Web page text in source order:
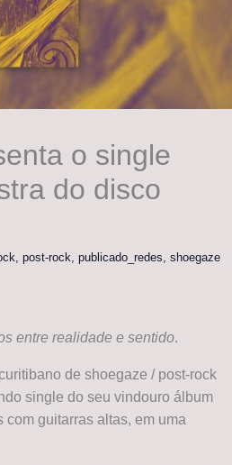
o single
do disco
post-rock publicado_redes shoegaze
entre realidade e sentido.
de shoegaze / post-rock
single do seu vindouro álbum
guitarras altas, em uma